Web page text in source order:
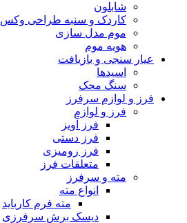
شابلون
کاردک و سنبه طراحی وکس
موم مدل سازی
هویه موم
عیار سنجی و بازیافت
اسیدها
سنگ محک
فرز و لوازم سرفرز
فرز و لوازم
فرز آویز
فرز دستی
فرز رومیزی
متعلقات فرز
مته و سرفرز
انواع مته
مته فرم کارباید
دیسک برش سرفرزی